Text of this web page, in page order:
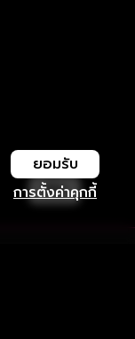
การตั้งค่าคุกกี้
ยอมรับ
เปิด